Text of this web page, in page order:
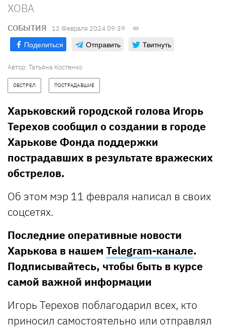
ХОВА
СОБЫТИЯ 12 Февраля 2024 09:39
Поделиться Отправить Твитнуть
Автор: Татьяна Костенко
ОБСТРЕЛ ПОСТРАДАВШИЕ
Харьковский городской голова Игорь
Терехов сообщил о создании в городе
Харькове Фонда поддержки
пострадавших в результате вражеских
обстрелов.
Об этом мэр 11 февраля написал в своих
соцсетях.
Последние оперативные новости
Харькова в нашем Telegram-канале.
Подписывайтесь, чтобы быть в курсе
самой важной информации
Игорь Терехов поблагодарил всех, кто
приносил самостоятельно или отправлял